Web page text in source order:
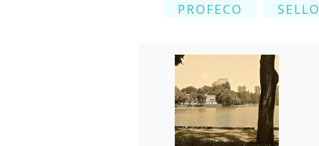
PROFECO